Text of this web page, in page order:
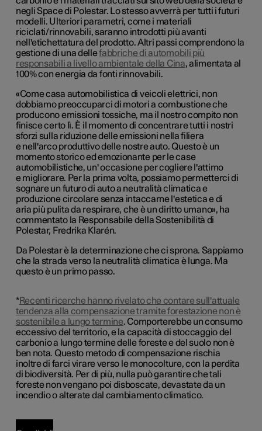
negli Space di Polestar. Lo stesso avverrà per tutti i futuri
modelli. Ulteriori parametri, come i materiali
riciclati/rinnovabili, saranno introdotti più avanti
nell'etichettatura del prodotto. Altri passi comprendono la
gestionedi una dellefabbriche di automobili più
responsabili a livello ambientale della Cina,alimentata al
100% con energia da fonti rinnovabili.
«Come casa automobilistica di veicoli elettrici, non
dobbiamo preoccuparci di motori a combustione che
producono emissioni tossiche, ma il nostro compito non
finisce certo lì. È il momento di concentrare tutti i nostri
sforzi sulla riduzione delle emissioni nella filiera
e nell'arco produttivo delle nostre auto. Questo è un
momento storico ed emozionante per le case
automobilistiche, un' occasione per cogliere l'attimo
e migliorare. Per la prima volta, possiamo permetterci di
sognare un futuro di auto a neutralità climatica e
produzione circolare senza intaccarne l'estetica e di
aria più pulita da respirare, che è un diritto umano», ha
commentato la Responsabile della Sostenibilità di
Polestar, Fredrika Klarén.
Da Polestar è la determinazione che ci sprona. Sappiamo
che la strada verso la neutralità climatica è lunga. Ma
questo è un primo passo.
*Recenti ricerche hanno rivelato che contare sull'attuale
tendenza alla compensazione tramite forestazione non è
sostenibile a lungo termine. Comporterebbe un consumo
eccessivo del territorio, e la capacità di stoccaggio del
carbonio a lungo termine delle foreste e del suolo non è
ben nota. Questo metodo di compensazione rischia
inoltre di farci virare verso le monocolture, con la perdita
di biodiversità. Per di più, nulla può garantire che tali
foreste non vengano poi disboscate, devastate da un
incendio o alterate dal cambiamento climatico.